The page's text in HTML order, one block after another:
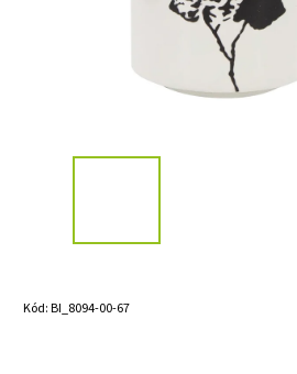
Kód:BI_8094-00-67